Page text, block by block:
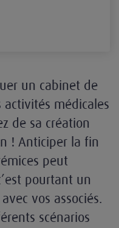
un cabinet de
médicales
de sa création
! Anticiper la fin
peut
pourtant un
vos associés.
scénarios